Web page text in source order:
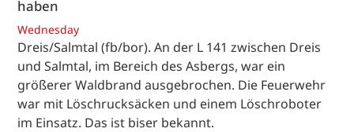
haben
Wednesday
Dreis/Salmtal (fb/bor). An der L 141 zwischen Dreis
und Salmtal, im Bereich des Asbergs, war ein
größerer Waldbrand ausgebrochen. Die Feuerwehr
war mit Löschrucksäcken und einem Löschroboter
im Einsatz. Das ist biser bekannt.